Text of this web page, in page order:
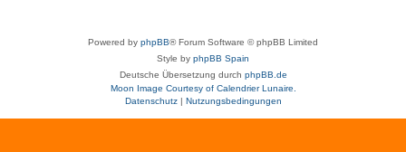
Powered by phpBB® Forum Software © phpBB Limited
Style by phpBB Spain
Deutsche Übersetzung durch phpBB.de
Moon Image Courtesy of Calendrier Lunaire.
Datenschutz| Nutzungsbedingungen